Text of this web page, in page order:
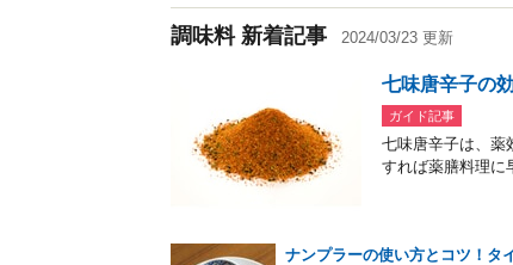
調味料 新着記事 2024/03/23 更新
七味唐辛子の
ガイド記事
七味唐辛子は、薬
すれば薬膳料理に
ナンプラーの使い方とコツ！タ